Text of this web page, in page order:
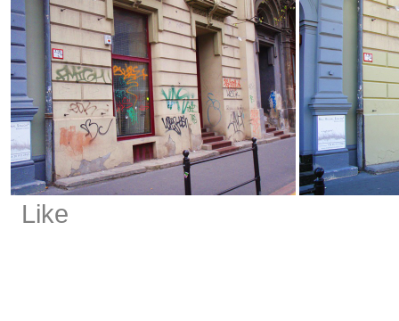
Like